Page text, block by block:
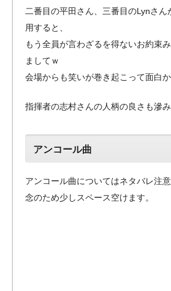
二番目の平田さん、三番目のLynさん
用すると、
もう全員が言わざるを得ないお約束
ましてｗ
会場からも笑いが巻き起こって面白か
指揮者の志村さんの人柄の良さも滲
アンコール曲
アンコール曲についてはネタバレ注
念のため少しスペース空けます。